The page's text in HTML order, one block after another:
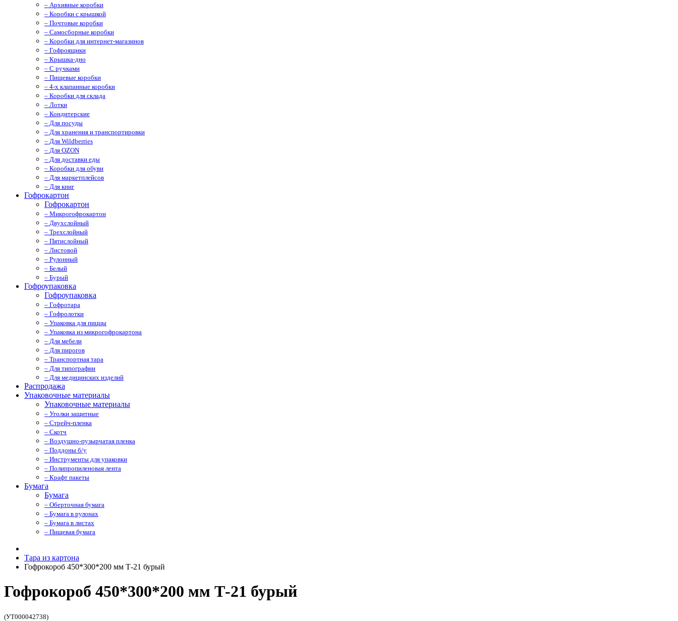
– Архивные коробки
– Коробки с крышкой
– Почтовые коробки
– Самосборные коробки
– Коробки для интернет-магазинов
– Гофроящики
– Крышка-дно
– С ручками
– Пищевые коробки
– 4-х клапанные коробки
– Коробки для склада
– Лотки
– Кондитерские
– Для посуды
– Для хранения и транспортировки
– Для Wildberries
– Для OZON
– Для доставки еды
– Коробки для обуви
– Для маркетплейсов
– Для книг
Гофрокартон
Гофрокартон
– Микрогофрокартон
– Двухслойный
– Трехслойный
– Пятислойный
– Листовой
– Рулонный
– Белый
– Бурый
Гофроупаковка
Гофроупаковка
– Гофротара
– Гофролотки
– Упаковка для пиццы
– Упаковка из микрогофрокартона
– Для мебели
– Для пирогов
– Транспортная тара
– Для типографии
– Для медицинских изделий
Распродажа
Упаковочные материалы
Упаковочные материалы
– Уголки защитные
– Стрейч-пленка
– Скотч
– Воздушно-пузырчатая пленка
– Поддоны б/у
– Инструменты для упаковки
– Полипропиленовая лента
– Крафт пакеты
Бумага
Бумага
– Оберточная бумага
– Бумага в рулонах
– Бумага в листах
– Пищевая бумага
Тара из картона
Гофрокороб 450*300*200 мм Т-21 бурый
Гофрокороб 450*300*200 мм Т-21 бурый
(УТ000042738)